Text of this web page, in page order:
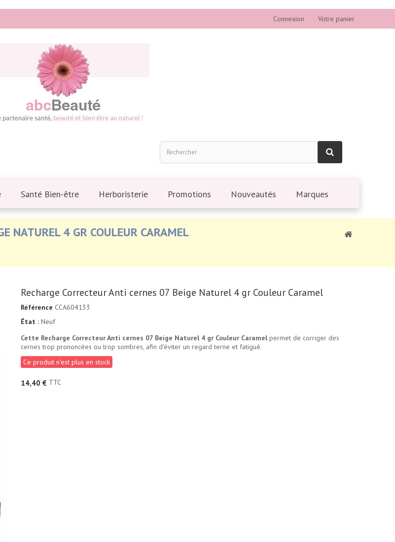
Connexion Votre panier
Santé Bien-être Herboristerie Promotions Nouveautés Marques
NATUREL 4 GR COULEUR CARAMEL
Recharge Correcteur Anti cernes 07 Beige Naturel 4 gr Couleur Caramel
Référence CCA604133
État : Neuf
Cette Recharge Correcteur Anti cernes 07 Beige Naturel 4 gr Couleur Caramelpermet de corriger des
cernes trop prononcées ou trop sombres, afin d'éviter un regard terne et fatigué.
Ce produit n'est plus en stock
14,40 € TTC